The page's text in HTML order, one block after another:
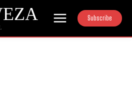
Subscribe